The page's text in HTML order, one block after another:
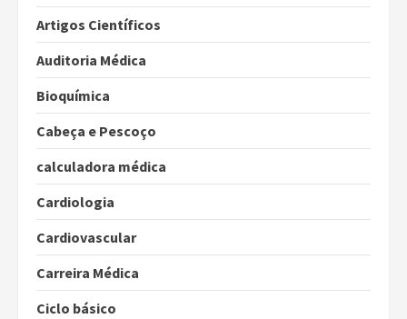
Artigos Científicos
Auditoria Médica
Bioquímica
Cabeça e Pescoço
calculadora médica
Cardiologia
Cardiovascular
Carreira Médica
Ciclo básico